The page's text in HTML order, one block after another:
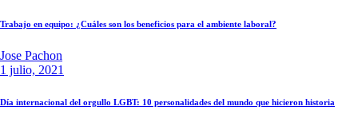
Trabajo en equipo: ¿Cuáles son los beneficios para el ambiente laboral?
Jose Pachon
1 julio, 2021
Día internacional del orgullo LGBT: 10 personalidades del mundo que hicieron historia